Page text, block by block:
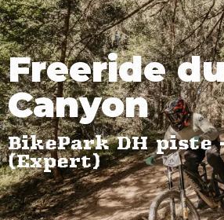
Freeride
Canyon
BikePark DH piste
(Expert)